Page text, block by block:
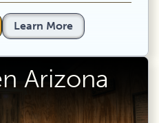
Learn More
Arizona